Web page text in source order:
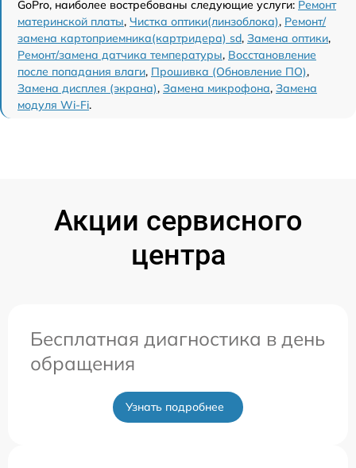
GoPro, наиболее востребованы следующие услуги: Ремонт
материнской платы, Чистка оптики(линзоблока), Ремонт/
замена картоприемника(картридера) sd, Замена оптики,
Ремонт/замена датчика температуры, Восстановление
после попадания влаги, Прошивка (Обновление ПО),
Замена дисплея (экрана), Замена микрофона, Замена
модуля Wi-Fi.
Акции сервисного
центра
Бесплатная диагностика в день
обращения
Узнать подробнее